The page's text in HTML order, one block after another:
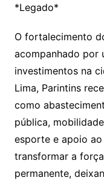
*Legado*
O fortalecimento
acompanhado por
investimentos na
Lima, Parintins
como
pública,
esporte e apoio
transformar a
permanente,